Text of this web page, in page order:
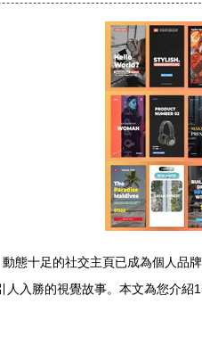
態十足的社交主頁已成為個人
入勝的視覺故事。本文為您介